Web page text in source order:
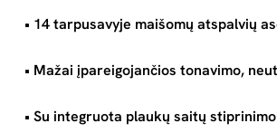
• 14 tarpusavyje maišomų atspalvių
• Mažai įpareigojančios tonavimo,
• Su integruota plaukų saitų